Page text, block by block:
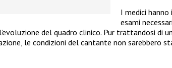
I medici
esami
del quadro clinico. Pur trattandosi di
le condizioni del cantante non sarebbero